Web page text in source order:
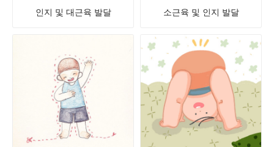
인지 및 대근육 발달 소근육 및 인지 발달